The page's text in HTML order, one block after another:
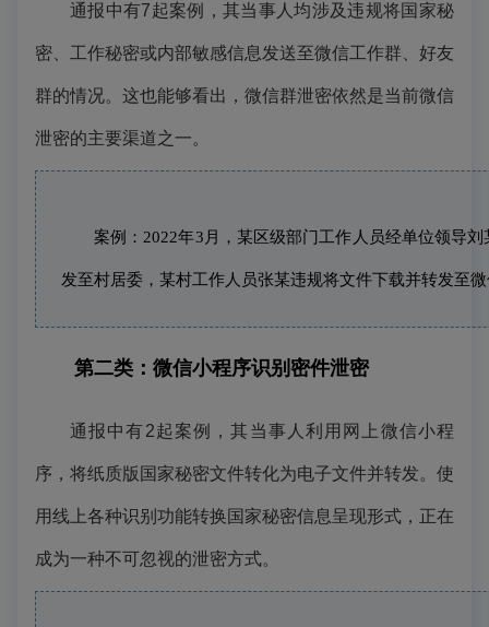
通报中有7起案例 ，其当事人均涉及违规将国家秘
密、工作秘密或内部敏感信息发送至微信工作群、好友
群的情况。这也能够看出，微信群泄密依然是当前微信
泄密的主要渠道之一。
案例 ：2022年3月，某区级部门工作人员经单位领导
发至村居委，某村工作人员张某违规将文件下载并转发至
第二类：微信小程序识别密件泄密
通报中有2起案例 ，其当事人利用网上微信小程
序，将纸质版国家秘密文件转化为电子文件并转发。使
用线上各种识别功能转换国家秘密信息呈现形式，正在
成为一种不可忽视的泄密方式。